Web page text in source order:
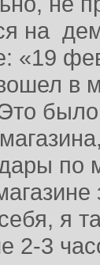
на
«19
в
по
я
2-3